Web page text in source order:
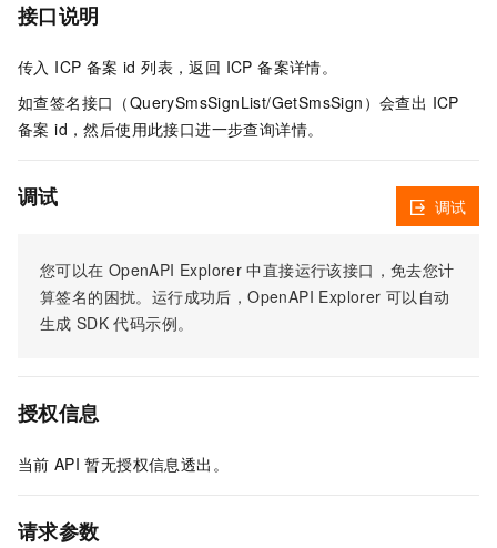
接口说明
传入 ICP 备案 id 列表，返回 ICP 备案详情。
如查签名接口（QuerySmsSignList/GetSmsSign）会查出 ICP
备案 id，然后使用此接口进一步查询详情。
调试
您可以在 OpenAPI Explorer 中直接运行该接口，免去您计
算签名的困扰。运行成功后，OpenAPI Explorer 可以自动
生成 SDK 代码示例。
调试
授权信息
当前 API 暂无授权信息透出。
请求参数